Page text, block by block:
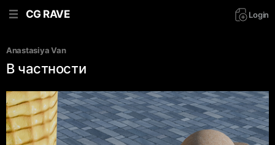
CG RAVE Login
Anastasiya Van
В частности